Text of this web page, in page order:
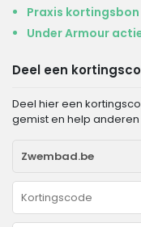
Praxis kortingsbon
Under Armour
Deel een
Deel hier een
gemist en help